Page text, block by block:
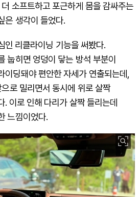
소프트하고 포근하게 몸을 감싸주는
은 생각이 들었다.
인 리클라이닝 기능을 써봤다.
눕히면 엉덩이 닿는 방석 부분이
이딩돼야 편안한 자세가 연출되는데,
로 밀리면서 동시에 위로 살짝
이로 인해 다리가 살짝 들리는데
느낌이었다.